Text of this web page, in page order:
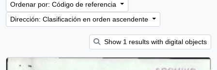
Ordenar por: Código de referencia
Dirección: Clasificación en orden ascendente
Show 1 results with digital objects